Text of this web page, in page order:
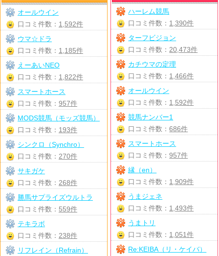
ハーレム競馬
口コミ件数： 1,390件
ターフビジョン
口コミ件数： 20,473件
カチウマの定理
口コミ件数： 1,466件
オールウイン
口コミ件数： 1,592件
競馬ナンバー1
口コミ件数：686件
スマートホース
口コミ件数：957件
縁（en）
口コミ件数： 1,909件
うまジェネ
口コミ件数： 1,493件
うまトリ
口コミ件数： 1,051件
Re:KEIBA（リ・ケイバ）
オールウイン
口コミ件数： 1,592件
ウマ☆ドラ
口コミ件数： 1,185件
えーあいNEO
口コミ件数： 1,822件
スマートホース
口コミ件数： 957件
MODS競馬（モッズ競馬）
口コミ件数： 193件
シンクロ（Synchro）
口コミ件数： 270件
サキガケ
口コミ件数： 268件
勝馬サプライズウルトラ
口コミ件数： 559件
テキラボ
口コミ件数： 238件
リフレイン（Refrain）